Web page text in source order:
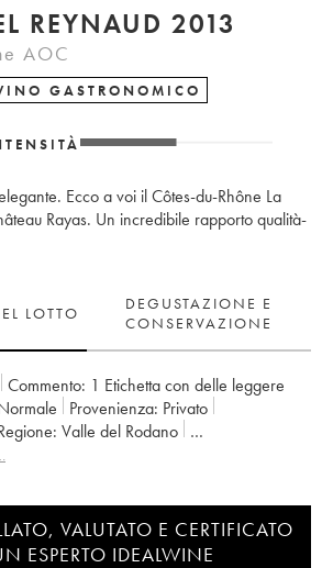
EMMANUEL REYNAUD 2013
AOC
GASTRONOMICO
Ecco a voi il Côtes-du-Rhône La
Rayas. Un incredibile rapporto qualità-
LOTTO
DEGUSTAZIONE E
CONSERVAZIONE
Commento: 1 Etichetta con delle leggere
Provenienza:
privato
Regione:
Valle del Rodano
du-Rhône
VALUTATO E CERTIFICATO
ESPERTO IDEALWINE